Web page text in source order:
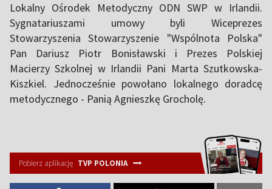
Lokalny Ośrodek Metodyczny ODN SWP w Irlandii.
Sygnatariuszami umowy byli Wiceprezes
Stowarzyszenia Stowarzyszenie "Wspólnota Polska"
Pan Dariusz Piotr Bonisławski i Prezes Polskiej
Macierzy Szkolnej w Irlandii Pani Marta Szutkowska-
Kiszkiel. Jednocześnie powołano lokalnego doradcę
metodycznego - Panią Agnieszkę Grocholę.
Pobierz aplikację TVP POLONIA